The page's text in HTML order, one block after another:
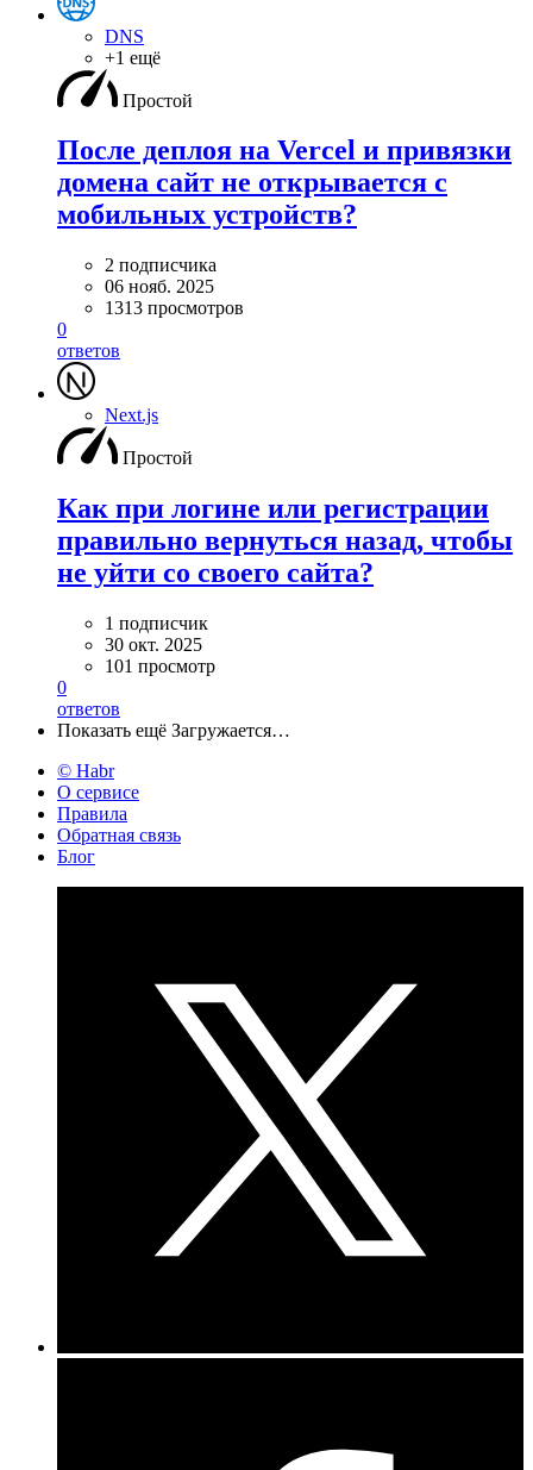
DNS
+1 ещё
Простой
После деплоя на Vercel и привязки
домена сайт не открывается с
мобильных устройств?
2 подписчика
06 нояб. 2025
1313 просмотров
0
ответов
Next.js
Простой
Как при логине или регистрации
правильно вернуться назад, чтобы
не уйти со своего сайта?
1 подписчик
30 окт. 2025
101 просмотр
0
ответов
Показать ещё Загружается…
© Habr
О сервисе
Правила
Обратная связь
Блог